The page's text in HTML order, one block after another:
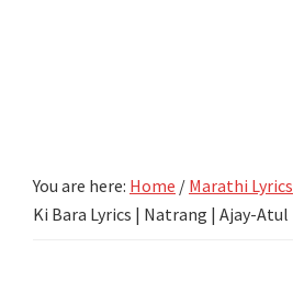
You are here: Home / Marathi Lyrics
Ki Bara Lyrics | Natrang | Ajay-Atul